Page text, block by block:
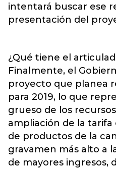
intentará buscar ese
presentación del
¿Qué tiene el
Finalmente, el
proyecto que planea
para 2019, lo que
grueso de los
ampliación de la tarifa
de productos de la
gravamen más alto a
de mayores ingresos,